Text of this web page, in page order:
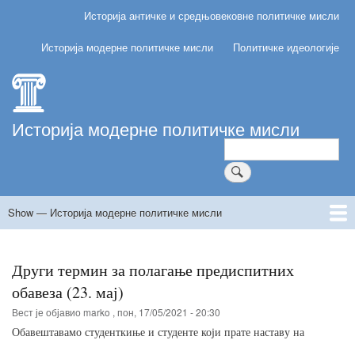
to
main
навигација
Историја античке и средњовековне политичке мисли
Историја модерне политичке мисли Политичке идеологије
Историја модерне политичке мисли
Претрага
Историја
мисли
Show — Историја модерне политичке мисли
Други термин за полагање предиспитних
обавеза (23. мај)
Вест је објавио marko , пон, 17/05/2021 - 20:30
Обавештавамо студенткиње и студенте који прате наставу на